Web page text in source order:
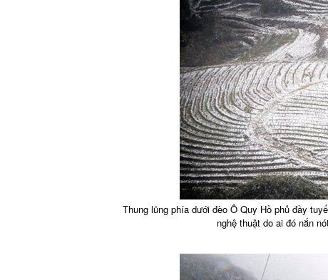
Thung lũng phía dưới đèo Ô Quy Hồ phủ đầy
nghệ thuật do ai đó nắn